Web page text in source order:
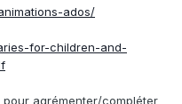
ados/
for-children-and-
agrémenter/compléter